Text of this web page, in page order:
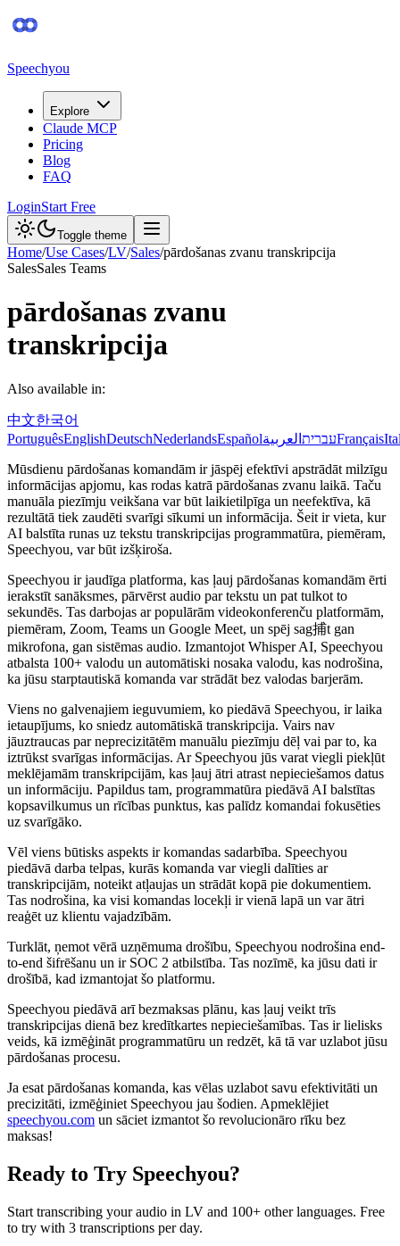
Speechyou
Explore
Claude MCP
Pricing
Blog
FAQ
LoginStart Free
Toggle theme
Home/Use Cases/LV/Sales/pārdošanas zvanu transkripcija
SalesSales Teams
pārdošanas zvanu
transkripcija
Also available in:
中文한국어
PortuguêsEnglishDeutschNederlandsEspañol עברית العربية Français
Mūsdienu pārdošanas komandām ir jāspēj efektīvi apstrādāt milzīgu
informācijas apjomu, kas rodas katrā pārdošanas zvanu laikā. Taču
manuāla piezīmju veikšana var būt laikietilpīga un neefektīva, kā
rezultātā tiek zaudēti svarīgi sīkumi un informācija. Šeit ir vieta, kur
AI balstīta runas uz tekstu transkripcijas programmatūra, piemēram,
Speechyou, var būt izšķiroša.
Speechyou ir jaudīga platforma, kas ļauj pārdošanas komandām ērti
ierakstīt sanāksmes, pārvērst audio par tekstu un pat tulkot to
sekundēs. Tas darbojas ar populārām videokonferenču platformām,
piemēram, Zoom, Teams un Google Meet, un spēj sag捕t gan
mikrofona, gan sistēmas audio. Izmantojot Whisper AI, Speechyou
atbalsta 100+ valodu un automātiski nosaka valodu, kas nodrošina,
ka jūsu starptautiskā komanda var strādāt bez valodas barjerām.
Viens no galvenajiem ieguvumiem, ko piedāvā Speechyou, ir laika
ietaupījums, ko sniedz automātiskā transkripcija. Vairs nav
jāuztraucas par neprecizitātēm manuālu piezīmju dēļ vai par to, ka
iztrūkst svarīgas informācijas. Ar Speechyou jūs varat viegli piekļūt
meklējamām transkripcijām, kas ļauj ātri atrast nepieciešamos datus
un informāciju. Papildus tam, programmatūra piedāvā AI balstītas
kopsavilkumus un rīcības punktus, kas palīdz komandai fokusēties
uz svarīgāko.
Vēl viens būtisks aspekts ir komandas sadarbība. Speechyou
piedāvā darba telpas, kurās komanda var viegli dalīties ar
transkripcijām, noteikt atļaujas un strādāt kopā pie dokumentiem.
Tas nodrošina, ka visi komandas locekļi ir vienā lapā un var ātri
reaģēt uz klientu vajadzībām.
Turklāt, ņemot vērā uzņēmuma drošību, Speechyou nodrošina end-
to-end šifrēšanu un ir SOC 2 atbilstība. Tas nozīmē, ka jūsu dati ir
drošībā, kad izmantojat šo platformu.
Speechyou piedāvā arī bezmaksas plānu, kas ļauj veikt trīs
transkripcijas dienā bez kredītkartes nepieciešamības. Tas ir lielisks
veids, kā izmēģināt programmatūru un redzēt, kā tā var uzlabot jūsu
pārdošanas procesu.
Ja esat pārdošanas komanda, kas vēlas uzlabot savu efektivitāti un
precizitāti, izmēģiniet Speechyou jau šodien. Apmeklējiet
speechyou.com un sāciet izmantot šo revolucionāro rīku bez
maksas!
Ready to Try Speechyou?
Start transcribing your audio in LV and 100+ other languages. Free
to try with 3 transcriptions per day.